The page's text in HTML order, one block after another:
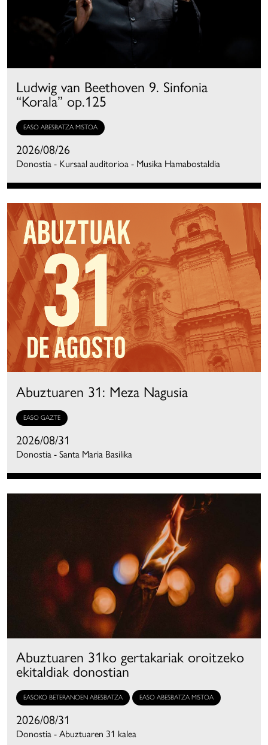
Ludwig van Beethoven 9. Sinfonia
“Korala” op.125
EASO ABESBATZA MISTOA
2026/08/26
Donostia - Kursaal auditorioa - Musika Hamabostaldia
Abuztuaren 31: Meza Nagusia
EASO GAZTE
2026/08/31
Donostia - Santa Maria Basilika
Abuztuaren 31ko gertakariak oroitzeko
ekitaldiak donostian
EASOKO BETERANOEN ABESBATZA EASO ABESBATZA MISTOA
2026/08/31
Donostia - Abuztuaren 31 kalea